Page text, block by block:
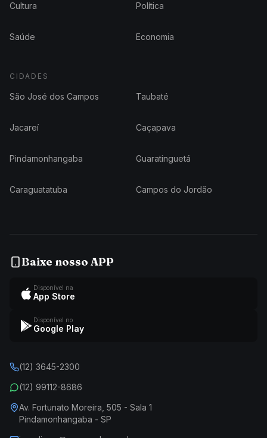
Cultura Política
Saúde Economia
CIDADES
São José dos Campos Taubaté
Jacareí Caçapava
Pindamonhangaba Guaratinguetá
Caraguatatuba Campos do Jordão
Baixe nosso APP
Disponível na
App Store
Disponível no
Google Play
(12) 3645-2300
(12) 99112-8686
Av. Fortunato Moreira, 505 - Sala 1
Pindamonhangaba - SP